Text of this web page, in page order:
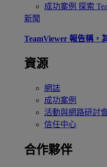
成功案例 探索
新聞
TeamViewer 報告稱，
資源
網誌
成功案例
活動與網路研討
信任中心
合作夥伴